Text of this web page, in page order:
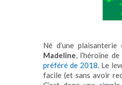
Né d’une
Madeline , l’héroïne de
préféré de 2018 . Le
facile (et sans avoir